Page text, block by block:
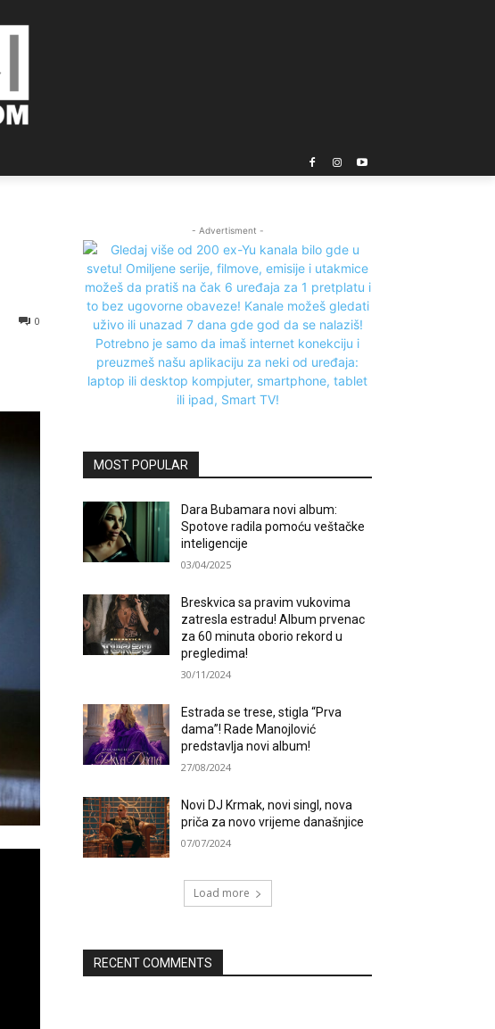
0
- Advertisment -
MOST POPULAR
Dara Bubamara novi album:
Spotove radila pomoću veštačke
inteligencije
03/04/2025
Breskvica sa pravim vukovima
zatresla estradu! Album prvenac
za 60 minuta oborio rekord u
pregledima!
30/11/2024
Estrada se trese, stigla “Prva
dama”! Rade Manojlović
predstavlja novi album!
27/08/2024
Novi DJ Krmak, novi singl, nova
priča za novo vrijeme današnjice
07/07/2024
Load more
RECENT COMMENTS